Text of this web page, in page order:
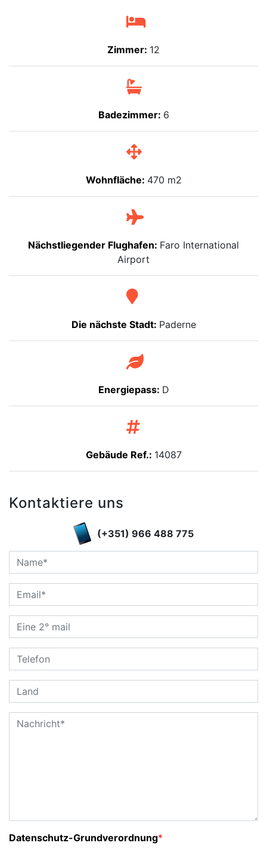
Zimmer: 12
Badezimmer: 6
Wohnfläche: 470 m2
Nächstliegender Flughafen: Faro International
Airport
Die nächste Stadt: Paderne
Energiepass: D
Gebäude Ref.: 14087
Kontaktiere uns
(+351) 966 488 775
Datenschutz-Grundverordnung*